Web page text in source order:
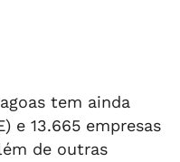
tem ainda
e 13.665 empresas
de outras